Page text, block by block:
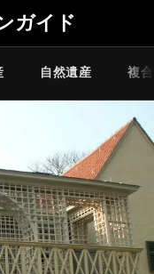
ガイド
自然遺産 複